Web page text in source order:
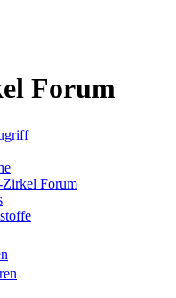
Forum
Zirkel Forum